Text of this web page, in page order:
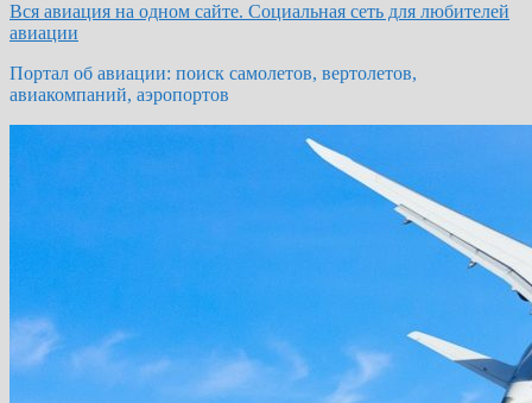
Вся авиация на одном сайте. Социальная сеть для любителей
авиации
Портал об авиации: поиск самолетов, вертолетов,
авиакомпаний, аэропортов